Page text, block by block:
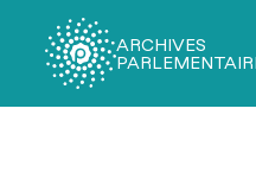
ARCHIVES